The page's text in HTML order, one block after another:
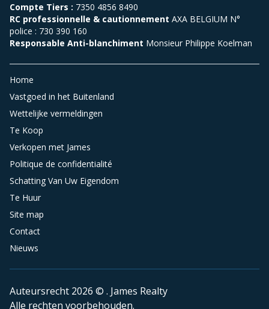
Compte Tiers : 7350 4856 8490
RC professionnelle & cautionnement AXA BELGIUM N°
police : 730 390 160
Responsable Anti-blanchiment Monsieur Philippe Koelman
Home
Vastgoed in het Buitenland
Wettelijke vermeldingen
Te Koop
Verkopen met James
Politique de confidentialité
Schatting Van Uw Eigendom
Te Huur
Site map
Contact
Nieuws
Auteursrecht 2026 © . James Realty
Alle rechten voorbehouden.